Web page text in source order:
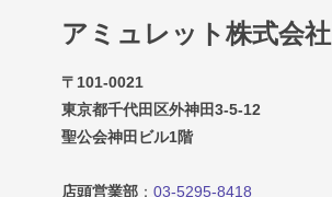
アミュレット株式会社
〒101-0021
東京都千代田区外神田3-5-12
聖公会神田ビル1階
店頭営業部 ： 03-5295-8418